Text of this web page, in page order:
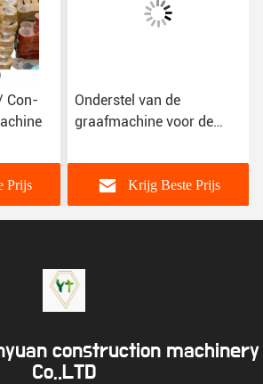
Con-
Prijs
Onderstel van de
graafmachine voor de
kettingband
Krijg Beste Prijs
construction machinery
Co,.LTD